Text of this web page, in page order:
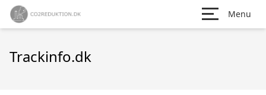
Menu
Trackinfo.dk